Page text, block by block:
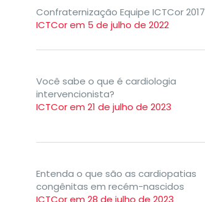
Confraternização Equipe ICTCor 2017
ICTCor em 5 de julho de 2022
Você sabe o que é cardiologia
intervencionista?
ICTCor em 21 de julho de 2023
Entenda o que são as cardiopatias
congênitas em recém-nascidos